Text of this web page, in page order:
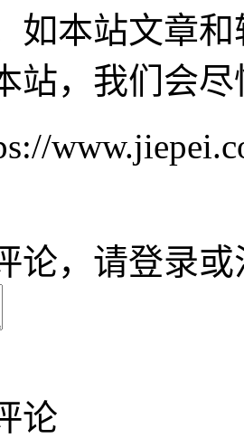
如本站文章
站，我们会
论，请登录或
论